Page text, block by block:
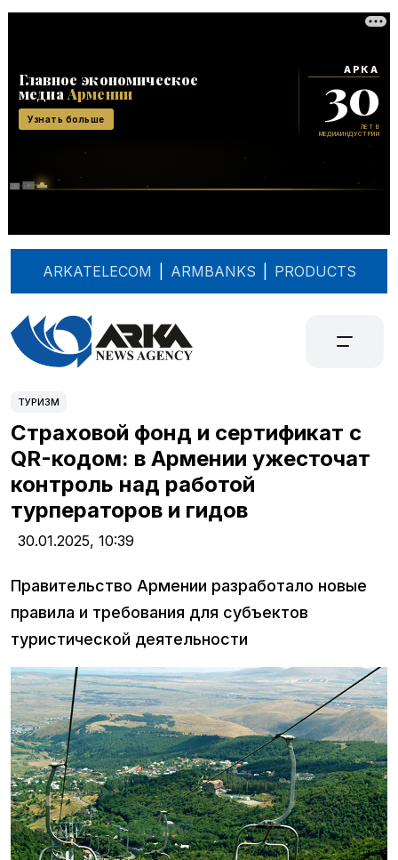
ARKATELECOM ARMBANKS PRODUCTS
ТУРИЗМ
Страховой фонд и сертификат с
QR-кодом: в Армении ужесточат
контроль над работой
турператоров и гидов
30.01.2025, 10:39
Правительство Армении разработало новые
правила и требования для субъектов
туристической деятельности